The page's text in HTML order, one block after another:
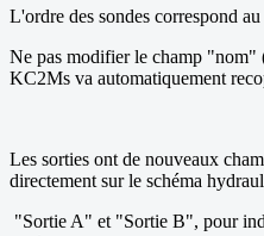
L'ordre des sondes correspond
Ne pas modifier le champ "nom"
KC2Ms va automatiquement
Les sorties ont de nouveaux
directement sur le schéma
"Sortie A" et "Sortie B", pour